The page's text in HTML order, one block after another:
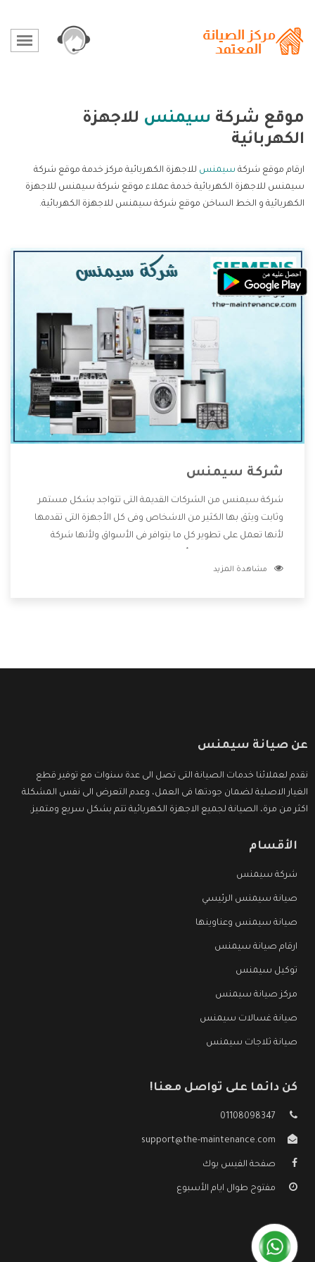
موقع شركة سيمنس للاجهزة
الكهربائية
ارقام موقع شركة سيمنس للاجهزة الكهربائية مركز خدمة موقع شركة
سيمنس للاجهزة الكهربائية خدمة عملاء موقع شركة سيمنس للاجهزة
الكهربائية و الخط الساخن موقع شركة سيمنس للاجهزة الكهربائية.
شركة سيمنس
شركة سيمنس من الشركات القديمة التى تتواجد بشكل مستمر
وثابت ويثق بها الكثير من الاشخاص وفى كل الأجهزة التى تقدمها
لأنها تعمل على تطوير كل ما يتوافر فى الأسواق ولأنها شركة
وتقدم للعملاء أقوى العروض والخصومات التى تسهل على
مشاهدة المزيد
عن صيانة سيمنس
نقدم لعملائنا خدمات الصيانة التى تصل الى عدة سنوات مع توفير قطع
الغيار الاصلية لضمان جودتها فى العمل، وعدم التعرض الى نفس المشكلة
اكثر من مرة، الصيانة لجميع الاجهزة الكهربائية تتم بشكل سريع ومتميز.
الأقسام
شركة سيمنس
صيانة سيمنس الرئيسي
صيانة سيمنس وعناوينها
ارقام صيانة سيمنس
توكيل سيمنس
مركز صيانة سيمنس
صيانة غسالات سيمنس
صيانة ثلاجات سيمنس
كن دائما على تواصل معنا!
01108098347
support@the-maintenance.com
صفحة الفيس بوك
مفتوح طوال ايام الأسبوع